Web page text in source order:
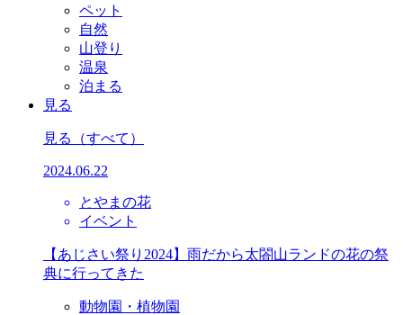
ペット
自然
山登り
温泉
泊まる
見る
見る （すべて）
2024.06.22
とやまの花
イベント
【あじさい祭り2024】雨だから太閤山ランドの花の祭
典に行ってきた
動物園・植物園